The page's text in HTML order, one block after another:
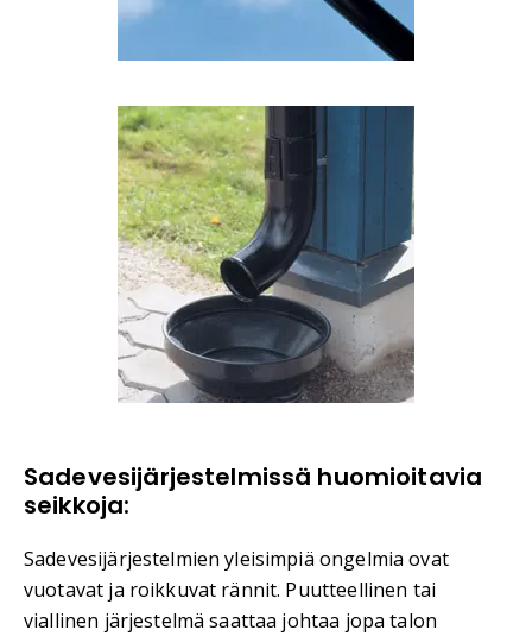
Sadevesijärjestelmissä huomioitavia
seikkoja:
Sadevesijärjestelmien yleisimpiä ongelmia ovat
vuotavat ja roikkuvat rännit. Puutteellinen tai
viallinen järjestelmä saattaa johtaa jopa talon